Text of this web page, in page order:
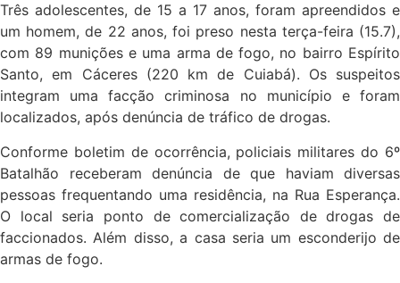
Três adolescentes, de 15 a 17 anos, foram apreendidos e
um homem, de 22 anos, foi preso nesta terça-feira (15.7),
com 89 munições e uma arma de fogo, no bairro Espírito
Santo, em Cáceres (220 km de Cuiabá). Os suspeitos
integram uma facção criminosa no município e foram
localizados, após denúncia de tráfico de drogas.
Conforme boletim de ocorrência, policiais militares do 6º
Batalhão receberam denúncia de que haviam diversas
pessoas frequentando uma residência, na Rua Esperança.
O local seria ponto de comercialização de drogas de
faccionados. Além disso, a casa seria um esconderijo de
armas de fogo.